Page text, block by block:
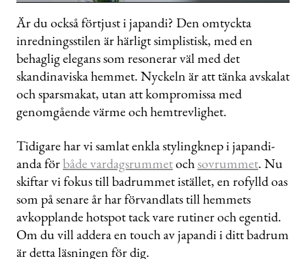
0
of
50
seconds
Är du också förtjust i japandi? Den omtyckta
inredningsstilen är härligt simplistisk, med en
behaglig elegans som resonerar väl med det
skandinaviska hemmet. Nyckeln är att tänka avskalat
och sparsmakat, utan att kompromissa med
genomgående värme och hemtrevlighet.
Tidigare har vi samlat enkla stylingknep i japandi-
anda förbåde vardagsrummetochsovrummet. Nu
skiftar vi fokus till badrummet istället, en rofylld oas
som på senare år har förvandlats till hemmets
avkopplande hotspot tack vare rutiner och egentid.
Om du vill addera en touch av japandi i ditt badrum
är detta läsningen för dig.